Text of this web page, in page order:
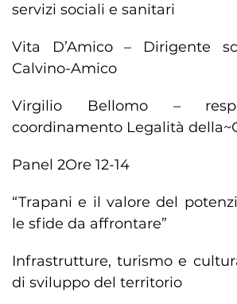
servizi sociali e sanitari
Vita D’Amico – Dirigente
Calvino-Amico
Virgilio Bellomo –
coordinamento Legalità
Panel 2Ore 12-14
“Trapani e il valore del
le sfide da affrontare”
Infrastrutture, turismo e
di sviluppo del territorio